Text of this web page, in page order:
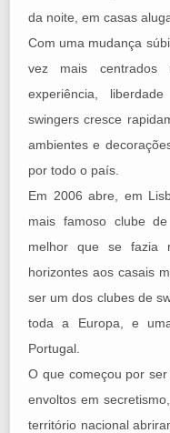
da noite, em casas
Com uma mudança
vez mais centrados
experiência,
swingers cresce
ambientes e
por todo o país.
Em 2006 abre, em
mais famoso clube
melhor que se fazia
horizontes aos casais
ser um dos clubes de
toda a Europa, e
Portugal.
O que começou por
envoltos em
território nacional